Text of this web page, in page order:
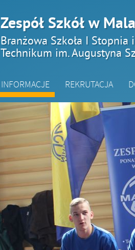
Zespół Szkół w
Branżowa Szkoła I Stopnia
Technikum im. Augustyna
INFORMACJE REKRUTACJA